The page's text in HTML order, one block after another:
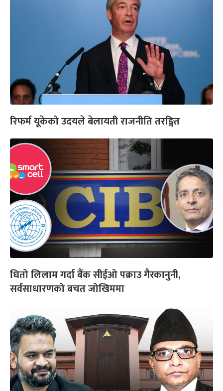
रिफर्म यूकेको उदयले बेलायती राजनीति तरङ्गित
धितो लिलाम गर्दा बैंक सीईओ पक्राउ गैरकानुनी,
सर्वसाधारणको बचत जोखिममा